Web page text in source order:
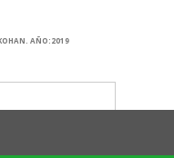
AÑO:2019